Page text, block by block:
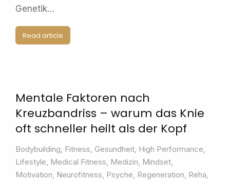
Genetik…
Read article
Mentale Faktoren nach
Kreuzbandriss – warum das Knie
oft schneller heilt als der Kopf
Bodybuilding, Fitness, Gesundheit, High Performance,
Lifestyle, Medical Fitness, Medizin, Mindset,
Motivation, Neurofitness, Psyche, Regeneration, Reha,